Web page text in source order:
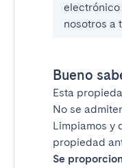
electrónico
nosotros a
Bueno
Esta
No se
Limpiamos y
propiedad
Se